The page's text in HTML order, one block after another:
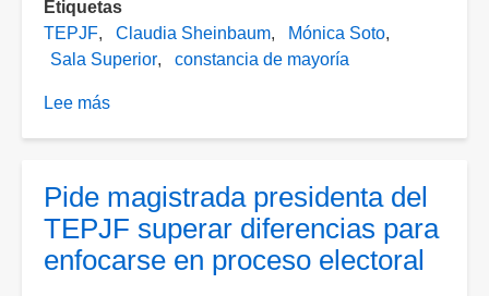
Etiquetas
TEPJF
Claudia Sheinbaum
Mónica Soto
Sala Superior
constancia de mayoría
Lee más
mayoría
a
Sheinbaum
Pide magistrada presidenta del
TEPJF superar diferencias para
enfocarse en proceso electoral